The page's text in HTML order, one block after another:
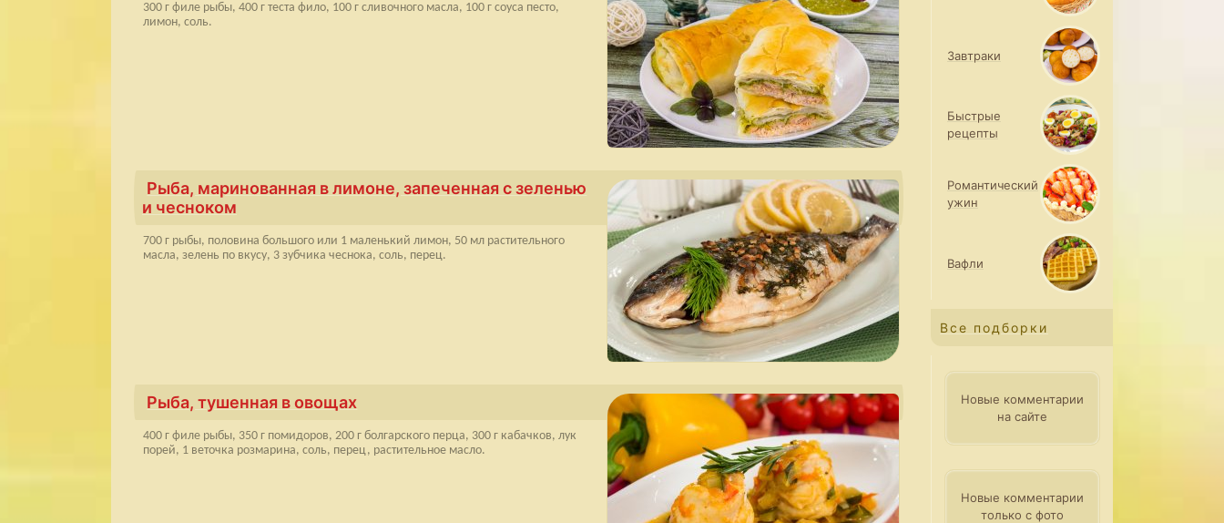
300 г филе рыбы, 400 г теста фило, 100 г сливочного масла, 100 г соуса песто,
лимон, соль.
Рыба, маринованная в лимоне, запеченная с зеленью
и чесноком
700 г рыбы, половина большого или 1 маленький лимон, 50 мл растительного
масла, зелень по вкусу, 3 зубчика чеснока, соль, перец.
Рыба, тушенная в овощах
400 г филе рыбы, 350 г помидоров, 200 г болгарского перца, 300 г кабачков, лук
порей, 1 веточка розмарина, соль, перец, растительное масло.
Завтраки
Быстрые
рецепты
Романтический
ужин
Вафли
Все подборки
Новые комментарии
на сайте
Новые комментарии
только с фото